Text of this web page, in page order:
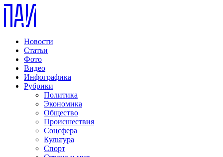
Новости
Статьи
Фото
Видео
Инфографика
Рубрики
Политика
Экономика
Общество
Происшествия
Соцсфера
Культура
Спорт